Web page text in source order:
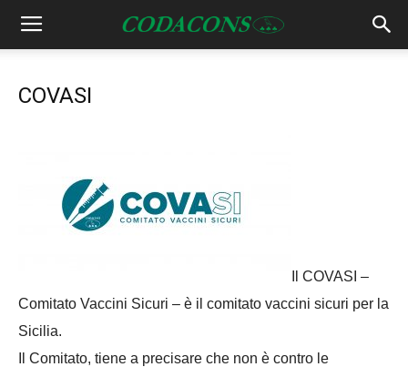
COVASI
Il COVASI –
Comitato Vaccini Sicuri – è il comitato vaccini sicuri per la
Sicilia.
Il Comitato, tiene a precisare che non è contro le